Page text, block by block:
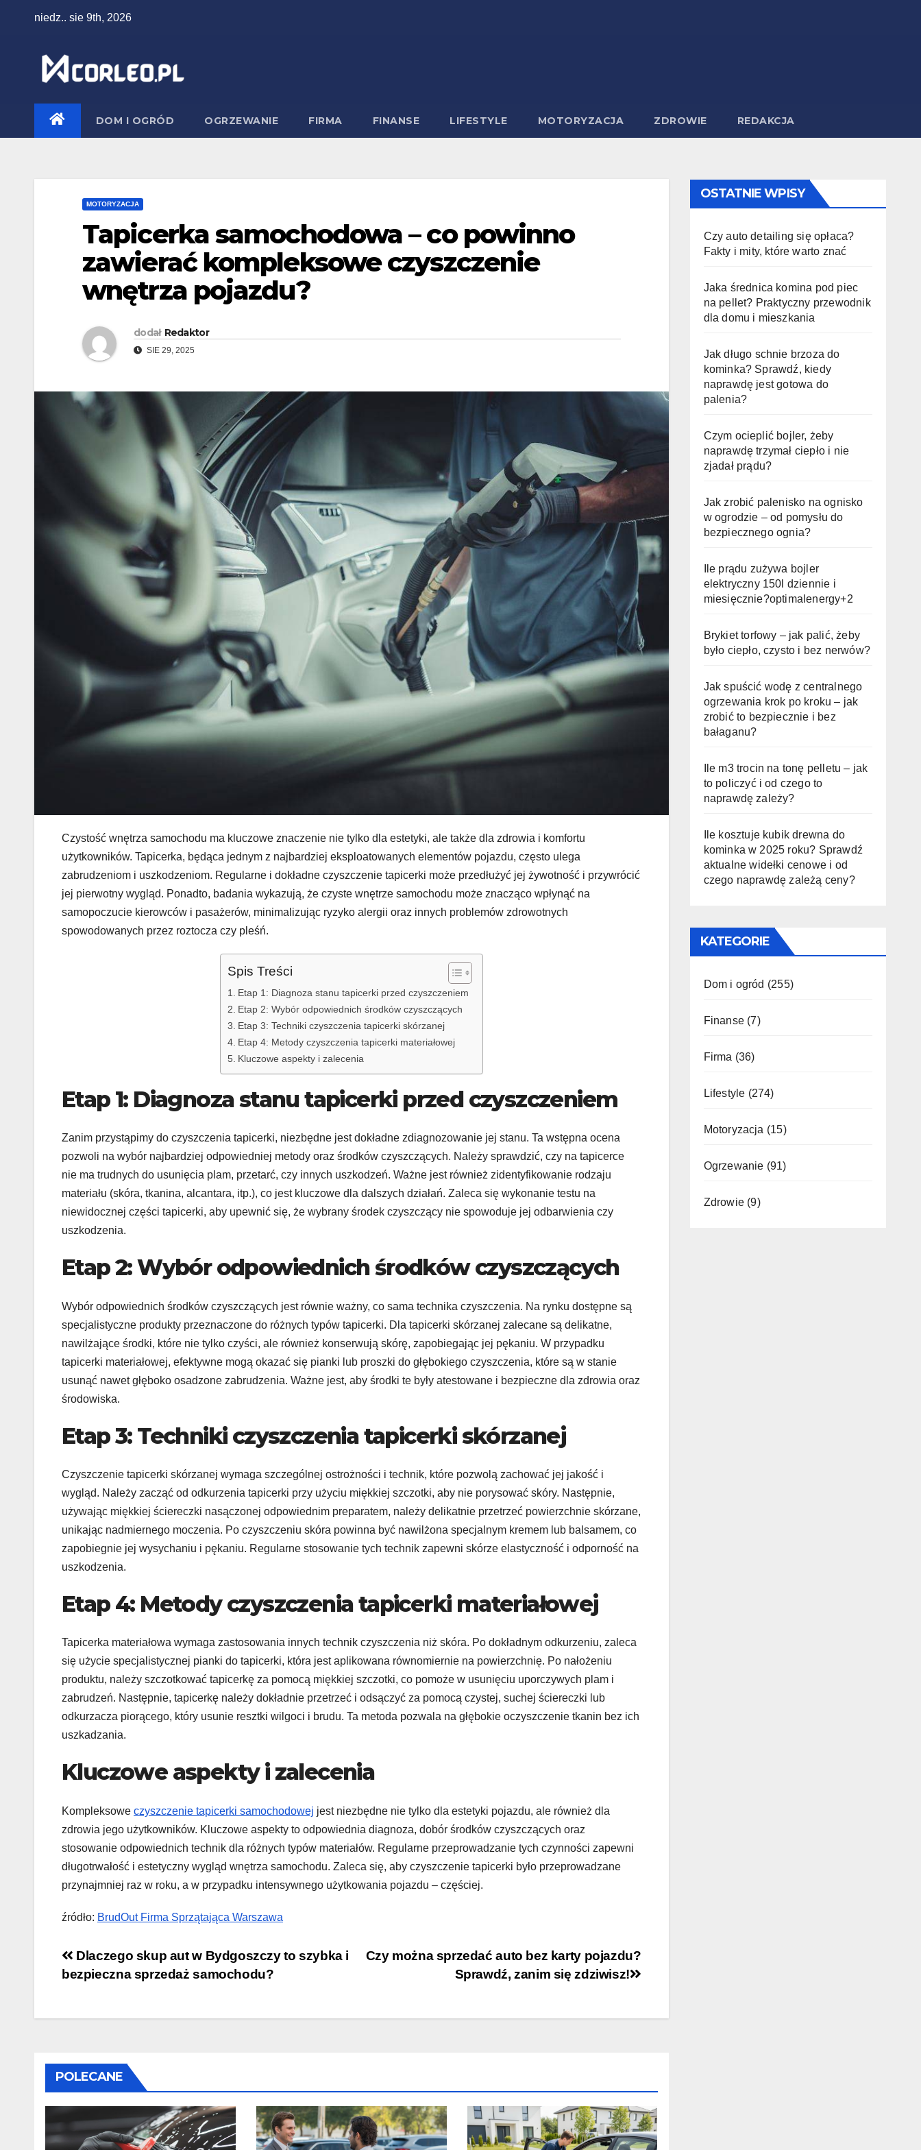
niedz.. sie 9th, 2026
DOM I OGRÓD OGRZEWANIE FIRMA FINANSE LIFESTYLE MOTORYZACJA ZDROWIE REDAKCJA
MOTORYZACJA
Tapicerka samochodowa – co powinno
zawierać kompleksowe czyszczenie
wnętrza pojazdu?
dodał Redaktor
SIE 29, 2025
Czystość wnętrza samochodu ma kluczowe znaczenie nie tylko dla estetyki, ale także dla zdrowia i komfortu
użytkowników. Tapicerka, będąca jednym z najbardziej eksploatowanych elementów pojazdu, często ulega
zabrudzeniom i uszkodzeniom. Regularne i dokładne czyszczenie tapicerki może przedłużyć jej żywotność i przywrócić
jej pierwotny wygląd. Ponadto, badania wykazują, że czyste wnętrze samochodu może znacząco wpłynąć na
samopoczucie kierowców i pasażerów, minimalizując ryzyko alergii oraz innych problemów zdrowotnych
spowodowanych przez roztocza czy pleśń.
Spis Treści
Etap 1: Diagnoza stanu tapicerki przed czyszczeniem
Etap 2: Wybór odpowiednich środków czyszczących
Etap 3: Techniki czyszczenia tapicerki skórzanej
Etap 4: Metody czyszczenia tapicerki materiałowej
Kluczowe aspekty i zalecenia
Etap 1: Diagnoza stanu tapicerki przed czyszczeniem
Zanim przystąpimy do czyszczenia tapicerki, niezbędne jest dokładne zdiagnozowanie jej stanu. Ta wstępna ocena
pozwoli na wybór najbardziej odpowiedniej metody oraz środków czyszczących. Należy sprawdzić, czy na tapicerce
nie ma trudnych do usunięcia plam, przetarć, czy innych uszkodzeń. Ważne jest również zidentyfikowanie rodzaju
materiału (skóra, tkanina, alcantara, itp.), co jest kluczowe dla dalszych działań. Zaleca się wykonanie testu na
niewidocznej części tapicerki, aby upewnić się, że wybrany środek czyszczący nie spowoduje jej odbarwienia czy
uszkodzenia.
Etap 2: Wybór odpowiednich środków czyszczących
Wybór odpowiednich środków czyszczących jest równie ważny, co sama technika czyszczenia. Na rynku dostępne są
specjalistyczne produkty przeznaczone do różnych typów tapicerki. Dla tapicerki skórzanej zalecane są delikatne,
nawilżające środki, które nie tylko czyści, ale również konserwują skórę, zapobiegając jej pękaniu. W przypadku
tapicerki materiałowej, efektywne mogą okazać się pianki lub proszki do głębokiego czyszczenia, które są w stanie
usunąć nawet głęboko osadzone zabrudzenia. Ważne jest, aby środki te były atestowane i bezpieczne dla zdrowia oraz
środowiska.
Etap 3: Techniki czyszczenia tapicerki skórzanej
Czyszczenie tapicerki skórzanej wymaga szczególnej ostrożności i technik, które pozwolą zachować jej jakość i
wygląd. Należy zacząć od odkurzenia tapicerki przy użyciu miękkiej szczotki, aby nie porysować skóry. Następnie,
używając miękkiej ściereczki nasączonej odpowiednim preparatem, należy delikatnie przetrzeć powierzchnie skórzane,
unikając nadmiernego moczenia. Po czyszczeniu skóra powinna być nawilżona specjalnym kremem lub balsamem, co
zapobiegnie jej wysychaniu i pękaniu. Regularne stosowanie tych technik zapewni skórze elastyczność i odporność na
uszkodzenia.
Etap 4: Metody czyszczenia tapicerki materiałowej
Tapicerka materiałowa wymaga zastosowania innych technik czyszczenia niż skóra. Po dokładnym odkurzeniu, zaleca
się użycie specjalistycznej pianki do tapicerki, która jest aplikowana równomiernie na powierzchnię. Po nałożeniu
produktu, należy szczotkować tapicerkę za pomocą miękkiej szczotki, co pomoże w usunięciu uporczywych plam i
zabrudzeń. Następnie, tapicerkę należy dokładnie przetrzeć i odsączyć za pomocą czystej, suchej ściereczki lub
odkurzacza piorącego, który usunie resztki wilgoci i brudu. Ta metoda pozwala na głębokie oczyszczenie tkanin bez ich
uszkadzania.
Kluczowe aspekty i zalecenia
Kompleksowe czyszczenie tapicerki samochodowej jest niezbędne nie tylko dla estetyki pojazdu, ale również dla
zdrowia jego użytkowników. Kluczowe aspekty to odpowiednia diagnoza, dobór środków czyszczących oraz
stosowanie odpowiednich technik dla różnych typów materiałów. Regularne przeprowadzanie tych czynności zapewni
długotrwałość i estetyczny wygląd wnętrza samochodu. Zaleca się, aby czyszczenie tapicerki było przeprowadzane
przynajmniej raz w roku, a w przypadku intensywnego użytkowania pojazdu – częściej.
źródło: BrudOut Firma Sprzątająca Warszawa
Nawigacja
wpisu
Czy można sprzedać auto bez karty pojazdu?
Sprawdź, zanim się zdziwisz!
Dlaczego skup aut w Bydgoszczy to szybka i
bezpieczna sprzedaż samochodu?
POLECANE
OSTATNIE WPISY
Czy auto detailing się opłaca?
Fakty i mity, które warto znać
Jaka średnica komina pod piec
na pellet? Praktyczny przewodnik
dla domu i mieszkania
Jak długo schnie brzoza do
kominka? Sprawdź, kiedy
naprawdę jest gotowa do
palenia?
Czym ocieplić bojler, żeby
naprawdę trzymał ciepło i nie
zjadał prądu?
Jak zrobić palenisko na ognisko
w ogrodzie – od pomysłu do
bezpiecznego ognia?
Ile prądu zużywa bojler
elektryczny 150l dziennie i
miesięcznie?optimalenergy+2
Brykiet torfowy – jak palić, żeby
było ciepło, czysto i bez nerwów?
Jak spuścić wodę z centralnego
ogrzewania krok po kroku – jak
zrobić to bezpiecznie i bez
bałaganu?
Ile m3 trocin na tonę pelletu – jak
to policzyć i od czego to
naprawdę zależy?
Ile kosztuje kubik drewna do
kominka w 2025 roku? Sprawdź
aktualne widełki cenowe i od
czego naprawdę zależą ceny?
KATEGORIE
Dom i ogród (255)
Finanse(7)
Firma (36)
Lifestyle (274)
Motoryzacja (15)
Ogrzewanie (91)
Zdrowie(9)